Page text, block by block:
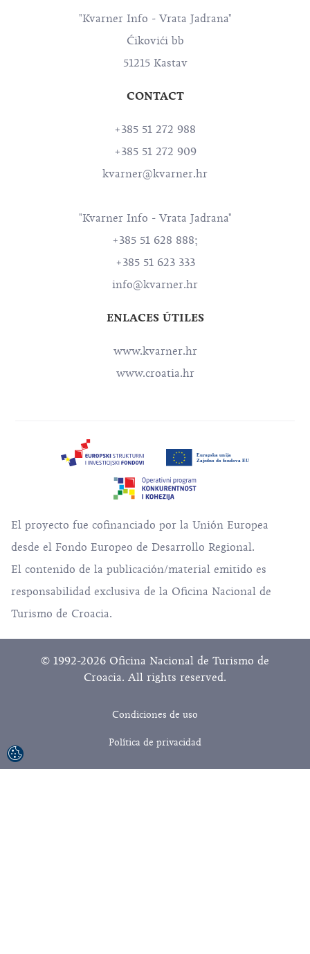
"Kvarner Info - Vrata Jadrana"
Ćikovići bb
51215 Kastav
CONTACT
+385 51 272 988
+385 51 272 909
kvarner@kvarner.hr
"Kvarner Info - Vrata Jadrana"
+385 51 628 888;
+385 51 623 333
info@kvarner.hr
ENLACES ÚTILES
www.kvarner.hr
www.croatia.hr
El proyecto fue cofinanciado por la Unión Europea
desde el Fondo Europeo de Desarrollo Regional.
El contenido de la publicación/material emitido es
responsabilidad exclusiva de la Oficina Nacional de
Turismo de Croacia.
© 1992-2026 Oficina Nacional de Turismo de
Croacia. All rights reserved.
Condiciones de uso
Política de privacidad